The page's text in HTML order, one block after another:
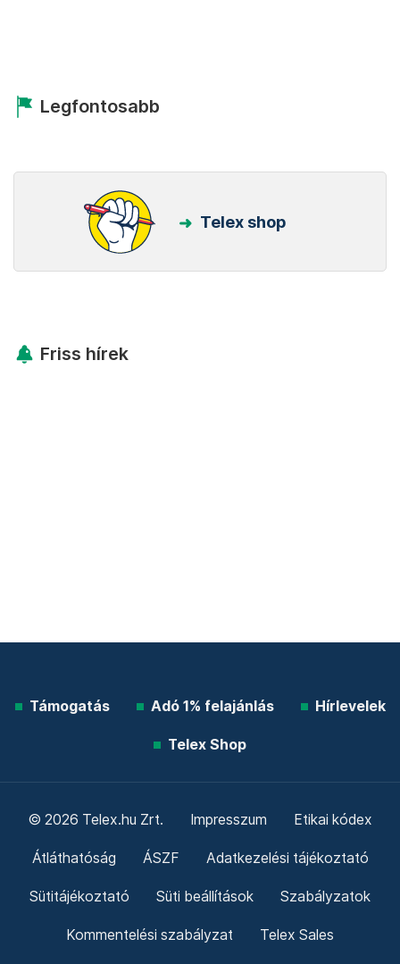
Legfontosabb
Telex shop
Friss hírek
Támogatás Adó 1% felajánlás Hírlevelek
Telex Shop
© 2026 Telex.hu Zrt. Impresszum Etikai kódex
Átláthatóság ÁSZF Adatkezelési tájékoztató
Sütitájékoztató Süti beállítások Szabályzatok
Kommentelési szabályzat Telex Sales